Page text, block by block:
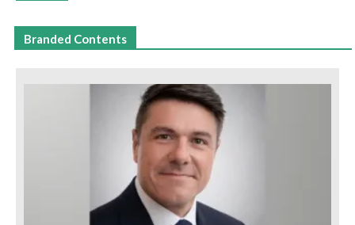
Branded Contents